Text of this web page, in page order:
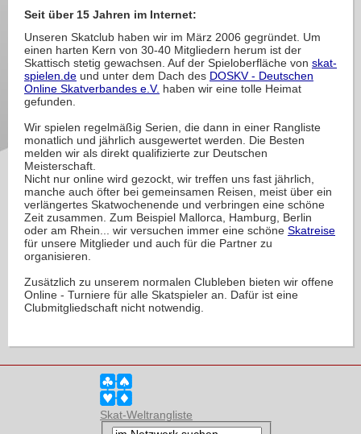
Seit über 15 Jahren im Internet:
Unseren Skatclub haben wir im März 2006 gegründet. Um
einen harten Kern von 30-40 Mitgliedern herum ist der
Skattisch stetig gewachsen. Auf der Spieloberfläche von skat-
spielen.de und unter dem Dach des DOSKV - Deutschen
Online Skatverbandes e.V. haben wir eine tolle Heimat
gefunden.
Wir spielen regelmäßig Serien, die dann in einer Rangliste
monatlich und jährlich ausgewertet werden. Die Besten
melden wir als direkt qualifizierte zur Deutschen
Meisterschaft.
Nicht nur online wird gezockt, wir treffen uns fast jährlich,
manche auch öfter bei gemeinsamen Reisen, meist über ein
verlängertes Skatwochenende und verbringen eine schöne
Zeit zusammen. Zum Beispiel Mallorca, Hamburg, Berlin
oder am Rhein... wir versuchen immer eine schöne Skatreise
für unsere Mitglieder und auch für die Partner zu
organisieren.
Zusätzlich zu unserem normalen Clubleben bieten wir offene
Online - Turniere für alle Skatspieler an. Dafür ist eine
Clubmitgliedschaft nicht notwendig.
Skat-Weltrangliste